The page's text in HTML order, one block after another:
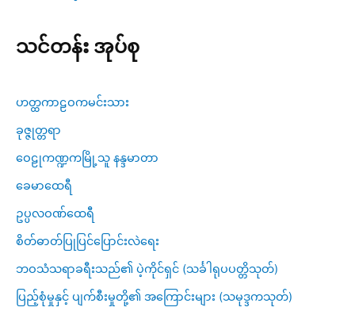
သင်တန်း အုပ်စု
ဟတ္ထကာဠဝကမင်းသား
ခုဇ္ဇုတ္တရာ
ဝေဠုကဏ္ဍကမြို့သူ နန္ဒမာတာ
ခေမာထေရီ
ဥပ္ပလဝဏ်ထေရီ
စိတ်ဓာတ်ပြုပြင်ပြောင်းလဲရေး
ဘဝသံသရာခရီးသည်၏ ပဲ့ကိုင်ရှင် (သင်္ခါရုပပတ္တိသုတ်)
ပြည့်စုံမှုနှင့် ပျက်စီးမှုတို့၏ အကြောင်းများ (သမုဒ္ဒကသုတ်)